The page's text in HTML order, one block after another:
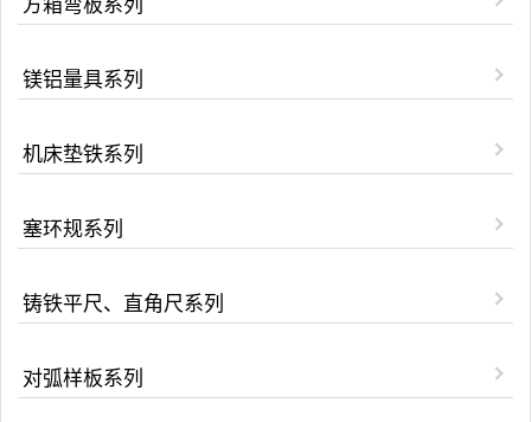
方箱弯板系列
镁铝量具系列
机床垫铁系列
塞环规系列
铸铁平尺、直角尺系列
对弧样板系列